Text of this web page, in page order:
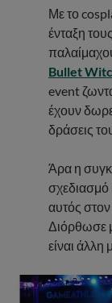
Με το
ένταξη
Bullet
event
έχουν
δράσεις
Άρα η
αυτός
Διόρθωσε
είναι άλλη